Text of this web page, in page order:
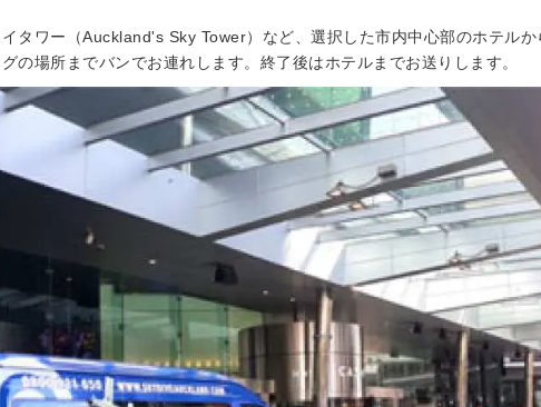
タワー（Auckland's Sky Tower）など、選択した市内中心部のホテルか
の場所までバンでお連れします。終了後はホテルまでお送りします。